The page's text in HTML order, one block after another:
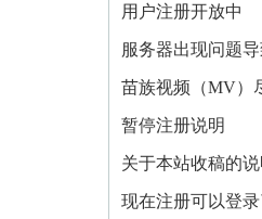
用户注册开放中
服务器出现问题
苗族视频（MV）
暂停注册说明
关于本站收稿的说
现在注册可以登录